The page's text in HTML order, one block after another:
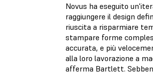
Novus ha eseguito
raggiungere il design
riuscita a risparmiare
stampare forme
accurata, e più
alla loro lavorazione a
afferma Bartlett.